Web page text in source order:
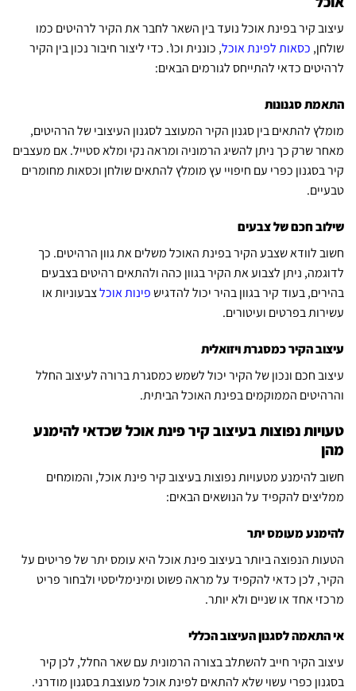
עיצוב קיר בפינת אוכל נועד בין השאר לחבר את הקיר לרהיטים כמו
שולחן, כסאות לפינת אוכל, כוננית וכו’. כדי ליצור חיבור נכון בין הקיר
לרהיטים כדאי להתייחס לגורמים הבאים:
התאמת סגנונות
מומלץ להתאים בין סגנון הקיר המעוצב לסגנון העיצובי של הרהיטים,
מאחר שרק כך ניתן להשיג הרמוניה ומראה נקי ומלא סטייל. אם מעצבים
קיר בסגנון כפרי עם חיפויי עץ מומלץ להתאים שולחן וכסאות מחומרים
טבעיים.
שילוב חכם של צבעים
חשוב לוודא שצבע הקיר בפינת האוכל משלים את גוון הרהיטים. כך
לדוגמה, ניתן לצבוע את הקיר בגוון כהה ולהתאים רהיטים בצבעים
בהירים, בעוד קיר בגוון בהיר יכול להדגישפינות אוכלצבעוניות או
עשירות בפרטים ועיטורים.
עיצוב הקיר כמסגרת ויזואלית
עיצוב חכם ונכון של הקיר יכול לשמש כמסגרת ברורה לעיצוב החלל
והרהיטים הממוקמים בפינת האוכל הביתית.
טעויות נפוצות בעיצוב קיר פינת אוכל שכדאי להימנע
מהן
חשוב להימנע מטעויות נפוצות בעיצוב קיר פינת אוכל, והמומחים
ממליצים להקפיד על הנושאים הבאים:
להימנע מעומס יתר
הטעות הנפוצה ביותר בעיצוב פינת אוכל היא עומס יתר של פריטים על
הקיר, לכן כדאי להקפיד על מראה פשוט ומינימליסטי ולבחור פריט
מרכזי אחד או שניים ולא יותר.
אי התאמה לסגנון העיצוב הכללי
עיצוב הקיר חייב להשתלב בצורה הרמונית עם שאר החלל, לכן קיר
בסגנון כפרי עשוי שלא להתאים לפינת אוכל מעוצבת בסגנון מודרני.